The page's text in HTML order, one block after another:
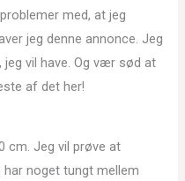
med, at jeg
jeg denne annonce. Jeg
jeg vil have. Og vær sød at
af det her!
cm. Jeg vil prøve at
har noget tungt mellem